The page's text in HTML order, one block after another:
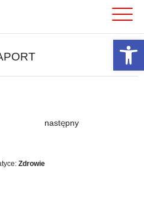
następny
Zdrowie